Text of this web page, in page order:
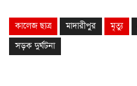
কালেজ ছাত্র মাদারীপুর মৃত্যু
সড়ক দুর্ঘটনা